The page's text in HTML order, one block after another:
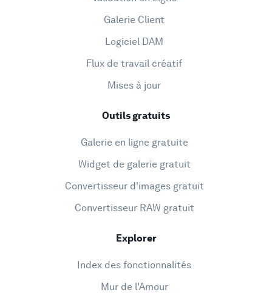
Galerie Client
Logiciel DAM
Flux de travail créatif
Mises à jour
Outils gratuits
Galerie en ligne gratuite
Widget de galerie gratuit
Convertisseur d'images gratuit
Convertisseur RAW gratuit
Explorer
Index des fonctionnalités
Mur de l'Amour